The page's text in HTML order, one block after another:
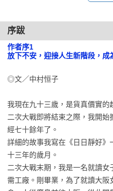
22 不照顧身體，身體就不聽使
會罷工
專欄2 維護身心健康，需要良好
23「如果五年後會死，你還有什
24 想做的事現在就做，才可以
一刻
25 老年生活有嗜好就很愉快？
26 享受孤獨並不難，只要認真面
專欄4 恒子醫師的養生祕訣就是
序跋
作者序1
放下不安，迎接人生新階段，成
◎文／中村恒子
我現在九十三歲，是貨真價實的
二次大戰即將結束之際，我開
經七十餘年了。
詳細的故事我寫在《日日靜好
十三年的歲月。
二次大戰末期，我是一名就讀
需工廠。剛畢業，為了就讀大